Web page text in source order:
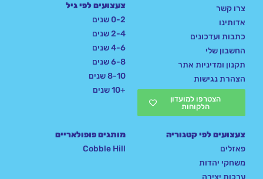
צרו קשר
אדותינו
כתבות ועדכונים
החשבון שלי
תקנון ומדיניות אתר
הצהרת נגישות
הצטרפו למועדון
הלקוחות
צעצועים לפי גיל
0-2 שנים
2-4 שנים
4-6 שנים
6-8 שנים
8-10 שנים
+10 שנים
צעצועים לפי קטגוריה
פאזלים
משחקי יהדות
ערכות יצירה
מותגים פופולאריים
Cobble Hill